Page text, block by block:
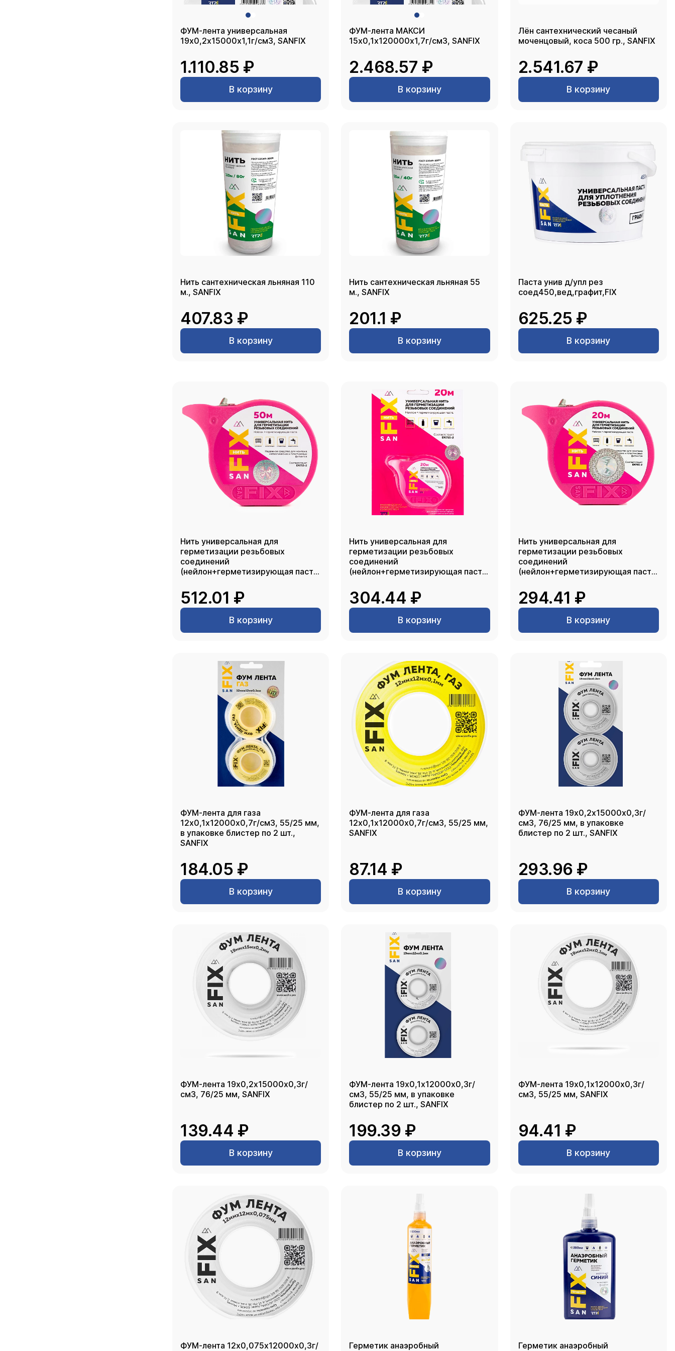
ФУМ-лента универсальная
19х0,2х15000х1,1г/см3, SANFIX
1.110.85 ₽
В корзину
ФУМ-лента МАКСИ
15х0,1х120000х1,7г/см3, SANFIX
2.468.57 ₽
В корзину
Лён сантехнический чесаный
моченцовый, коса 500 гр., SANFIX
2.541.67 ₽
В корзину
Нить сантехническая льняная 110
м., SANFIX
407.83 ₽
В корзину
Нить сантехническая льняная 55
м., SANFIX
201.1 ₽
В корзину
Паста унив д/упл рез
соед450,вед,графит,FIX
625.25 ₽
В корзину
Нить универсальная для
герметизации резьбовых
соединений
(нейлон+герметизирующая паста)
512.01 ₽
В корзину
Нить универсальная для
герметизации резьбовых
соединений
(нейлон+герметизирующая паста)
304.44 ₽
В корзину
Нить универсальная для
герметизации резьбовых
соединений
(нейлон+герметизирующая паста)
294.41 ₽
В корзину
ФУМ-лента для газа
12х0,1х12000х0,7г/см3, 55/25 мм,
в упаковке блистер по 2 шт.,
SANFIX
184.05 ₽
В корзину
ФУМ-лента для газа
12х0,1х12000х0,7г/см3, 55/25 мм,
SANFIX
87.14 ₽
В корзину
ФУМ-лента 19х0,2х15000х0,3г/
см3, 76/25 мм, в упаковке
блистер по 2 шт., SANFIX
293.96 ₽
В корзину
ФУМ-лента 19х0,2х15000х0,3г/
см3, 76/25 мм, SANFIX
139.44 ₽
В корзину
ФУМ-лента 19х0,1х12000х0,3г/
см3, 55/25 мм, в упаковке
блистер по 2 шт., SANFIX
199.39 ₽
В корзину
ФУМ-лента 19х0,1х12000х0,3г/
см3, 55/25 мм, SANFIX
94.41 ₽
В корзину
ФУМ-лента 12х0,075х12000х0,3г/
Герметик анаэробный
Герметик анаэробный